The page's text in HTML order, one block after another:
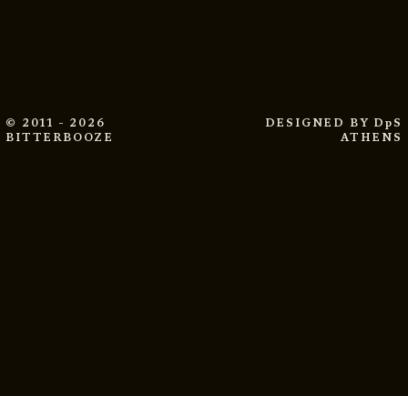
© 2011 - 2026
BITTERBOOZE
DESIGNED BY DpS
ATHENS